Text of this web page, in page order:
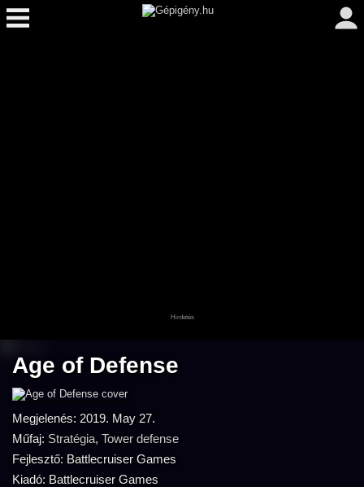
Age of Defense
Megjelenés: 2019. May 27.
Műfaj: Stratégia, Tower defense
Fejlesztő: Battlecruiser Games
Kiadó: Battlecruiser Games